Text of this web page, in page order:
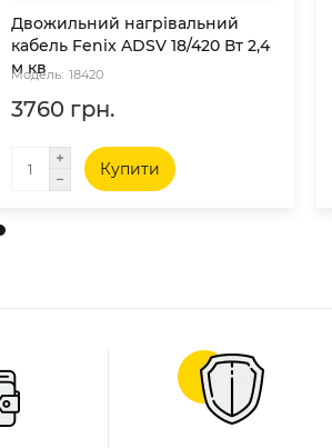
Двожильний нагрівальний
кабель Fenix ADSV 18/420 Вт 2,4
м кв
18420
3760 грн.
Купити